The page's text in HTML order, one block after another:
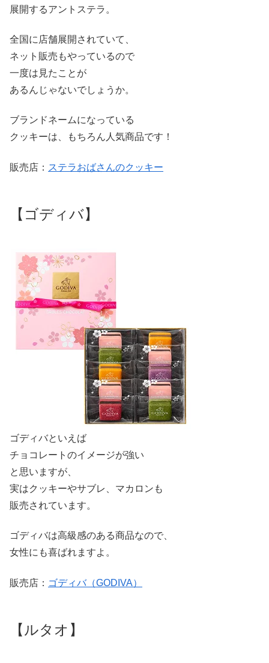
展開するアントステラ。
全国に店舗展開されていて、
ネット販売もやっているので
一度は見たことが
あるんじゃないでしょうか。
ブランドネームになっている
クッキーは、もちろん人気商品です！
販売店： ステラおばさんのクッキー
【ゴディバ】
ゴディバといえば
チョコレートのイメージが強い
と思いますが、
実はクッキーやサブレ、マカロンも
販売されています。
ゴディバは高級感のある商品なので、
女性にも喜ばれますよ。
販売店： ゴディバ（GODIVA）
【ルタオ】